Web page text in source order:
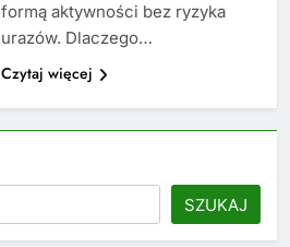
formą aktywności bez ryzyka
urazów. Dlaczego…
Czytaj więcej
SZUKAJ